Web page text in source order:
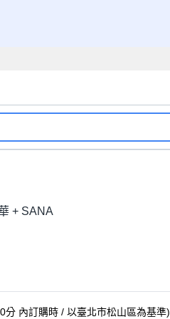
+ SANA
分 內訂購時 / 以臺北市松山區為基準)